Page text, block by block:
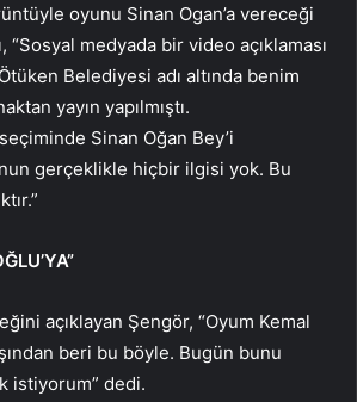
oyunu Sinan Ogan’a vereceği
“Sosyal medyada bir video açıklaması
Belediyesi adı altında benim
yayın yapılmıştı.
Sinan Oğan Bey’i
gerçeklikle hiçbir ilgisi yok. Bu
açıklayan Şengör, “Oyum Kemal
beri bu böyle. Bugün bunu
istiyorum” dedi.